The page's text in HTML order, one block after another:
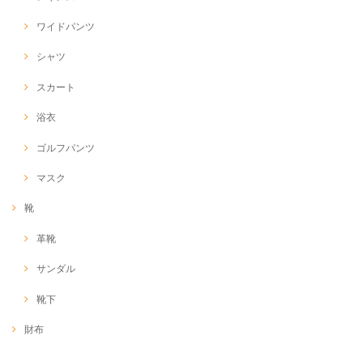
ワイドパンツ
シャツ
スカート
浴衣
ゴルフパンツ
マスク
靴
革靴
サンダル
靴下
財布